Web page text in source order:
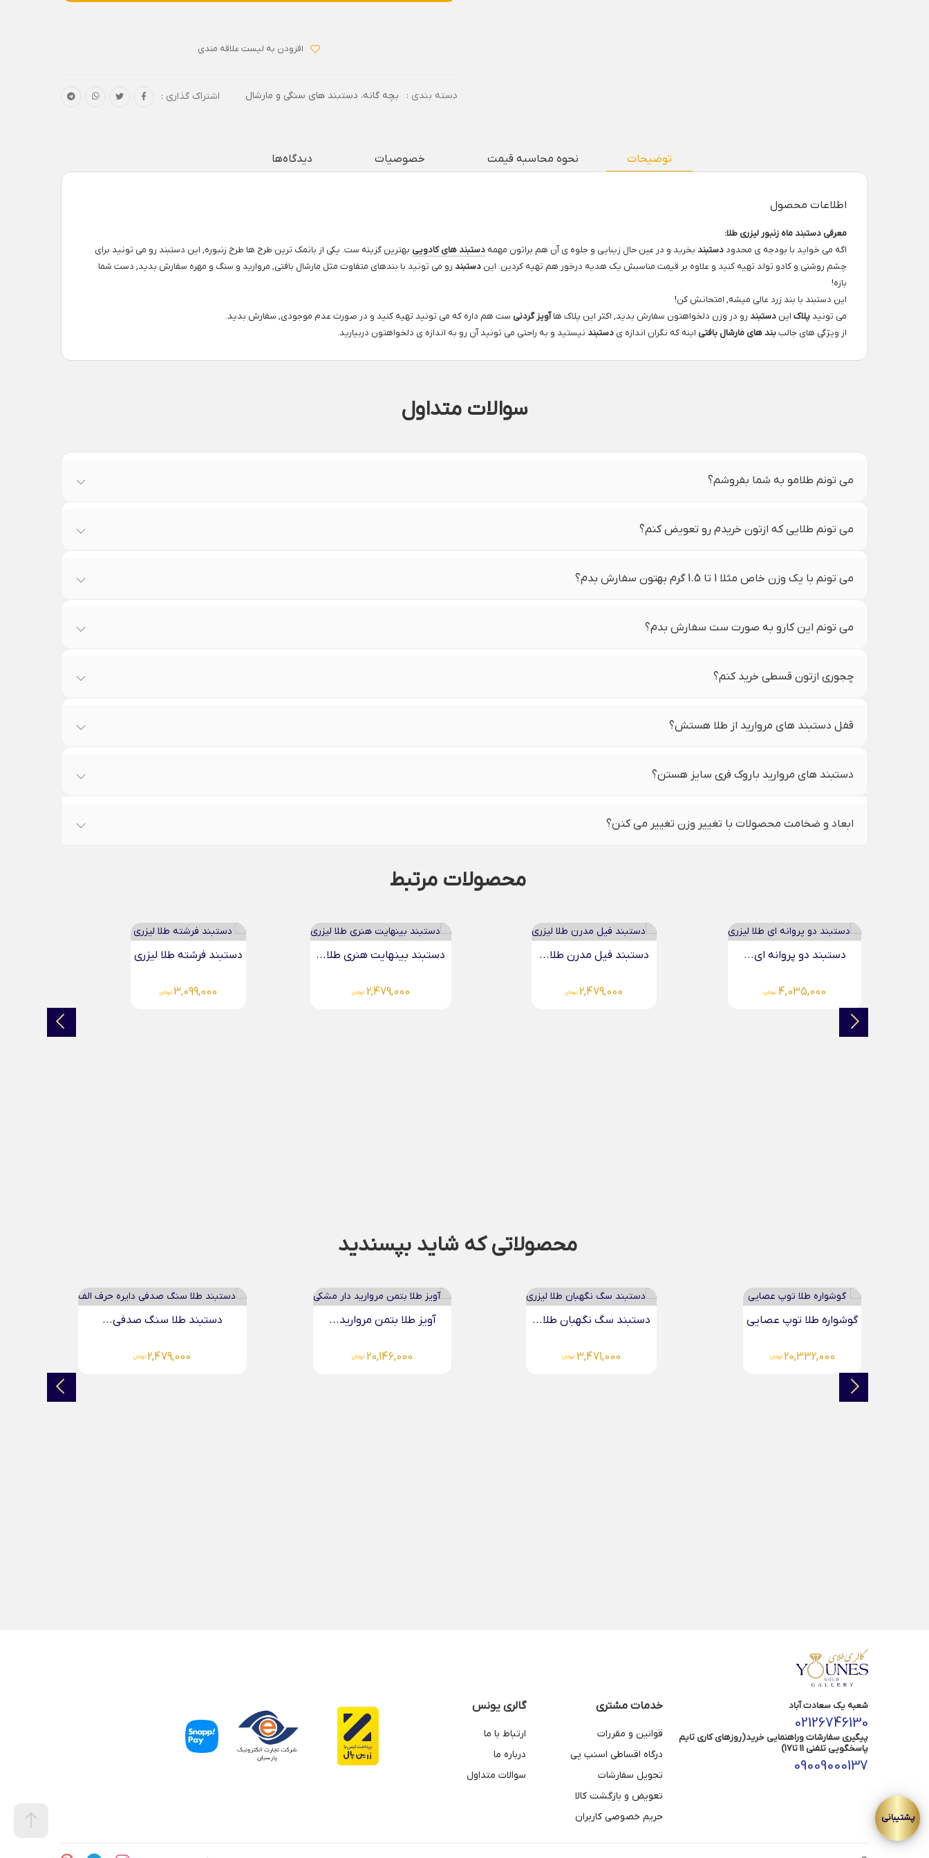
افزودن به لیست علاقه مندی
دسته بندی : بچه گانه، دستبند های سنگی و مارشال اشتراک گذاری :
توضیحات نحوه محاسبه قیمت خصوصیات دیدگاه‌ها
اطلاعات محصول
معرفی دستبند ماه زنبور لیزری طلا:
اگه می خواید با بودجه ی محدود دستبند بخرید و در عین حال زیبایی و جلوه ی آن هم براتون مهمه دستبند های کادویی بهترین گزینه ست. یکی از بانمک ترین طرح ها طرح زنبوره, این دستبند رو می تونید برای
چشم روشنی و کادو تولد تهیه کنید و علاوه بر قیمت مناسبش یک هدیه درخور هم تهیه کردین. این دستبند رو می تونید با بندهای متفاوت مثل مارشال بافتی, مروارید و سنگ و مهره سفارش بدید, دست شما
بازه!
این دستبند با بند زرد عالی میشه, امتحانش کن!
می تونید پلاک این دستبند رو در وزن دلخواهتون سفارش بدید, اکثر این پلاک هاآویز گردنی ست هم داره که می تونید تهیه کنید و در صورت عدم موجودی, سفارش بدید.
از ویژگی های جالببند های مارشال بافتی اینه که نگران اندازه ی دستبند نیستید و به راحتی می تونید آن رو به اندازه ی دلخواهتون دربیارید.
سوالات متداول
می تونم طلامو به شما بفروشم؟
می تونم طلایی که ازتون خریدم رو تعویض کنم؟
می تونم با یک وزن خاص مثلا 1 تا 1.5 گرم بهتون سفارش بدم؟
می تونم این کارو به صورت ست سفارش بدم؟
چجوری ازتون قسطی خرید کنم؟
قفل دستبند های مروارید از طلا هستش؟
دستبند های مروارید باروک فری سایز هستن؟
ابعاد و ضخامت محصولات با تغییر وزن تغییر می کنن؟
محصولات مرتبط
دستبند دو پروانه ای...
4,035,000 تومان
دستبند فیل مدرن طلا...
2,479,000 تومان
دستبند بینهایت هنری طلا...
2,479,000 تومان
دستبند فرشته طلا لیزری
3,099,000 تومان
محصولاتی که شاید بپسندید
گوشواره طلا توپ عصایی
20,332,000 تومان
دستبند سگ نگهبان طلا...
3,471,000 تومان
آویز طلا بتمن مروارید...
20,146,000 تومان
دستبند طلا سنگ صدفی...
2,479,000 تومان
شعبه یک سعادت آباد
02126746130
پیگیری سفارشات وراهنمایی خرید(روزهای کاری تایم
پاسخگویی تلفنی 11 تا17)
09009000137
خدمات مشتری
قوانین و مقررات
درگاه اقساطی اسنپ پی
تحویل سفارشات
تعویض و بازگشت کالا
حریم خصوصی کاربران
گالری یونس
ارتباط با ما
درباره ما
سوالات متداول